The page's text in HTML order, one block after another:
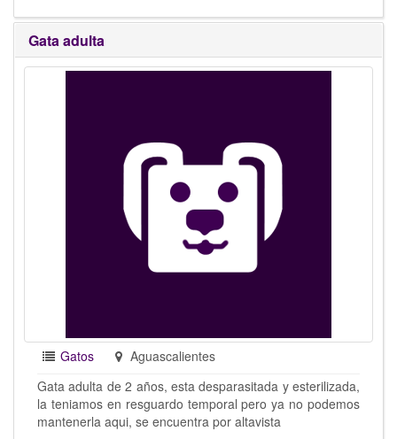
Gata adulta
Gatos
Aguascalientes
Gata adulta de 2 años, esta desparasitada y esterilizada,
la teniamos en resguardo temporal pero ya no podemos
mantenerla aqui, se encuentra por altavista